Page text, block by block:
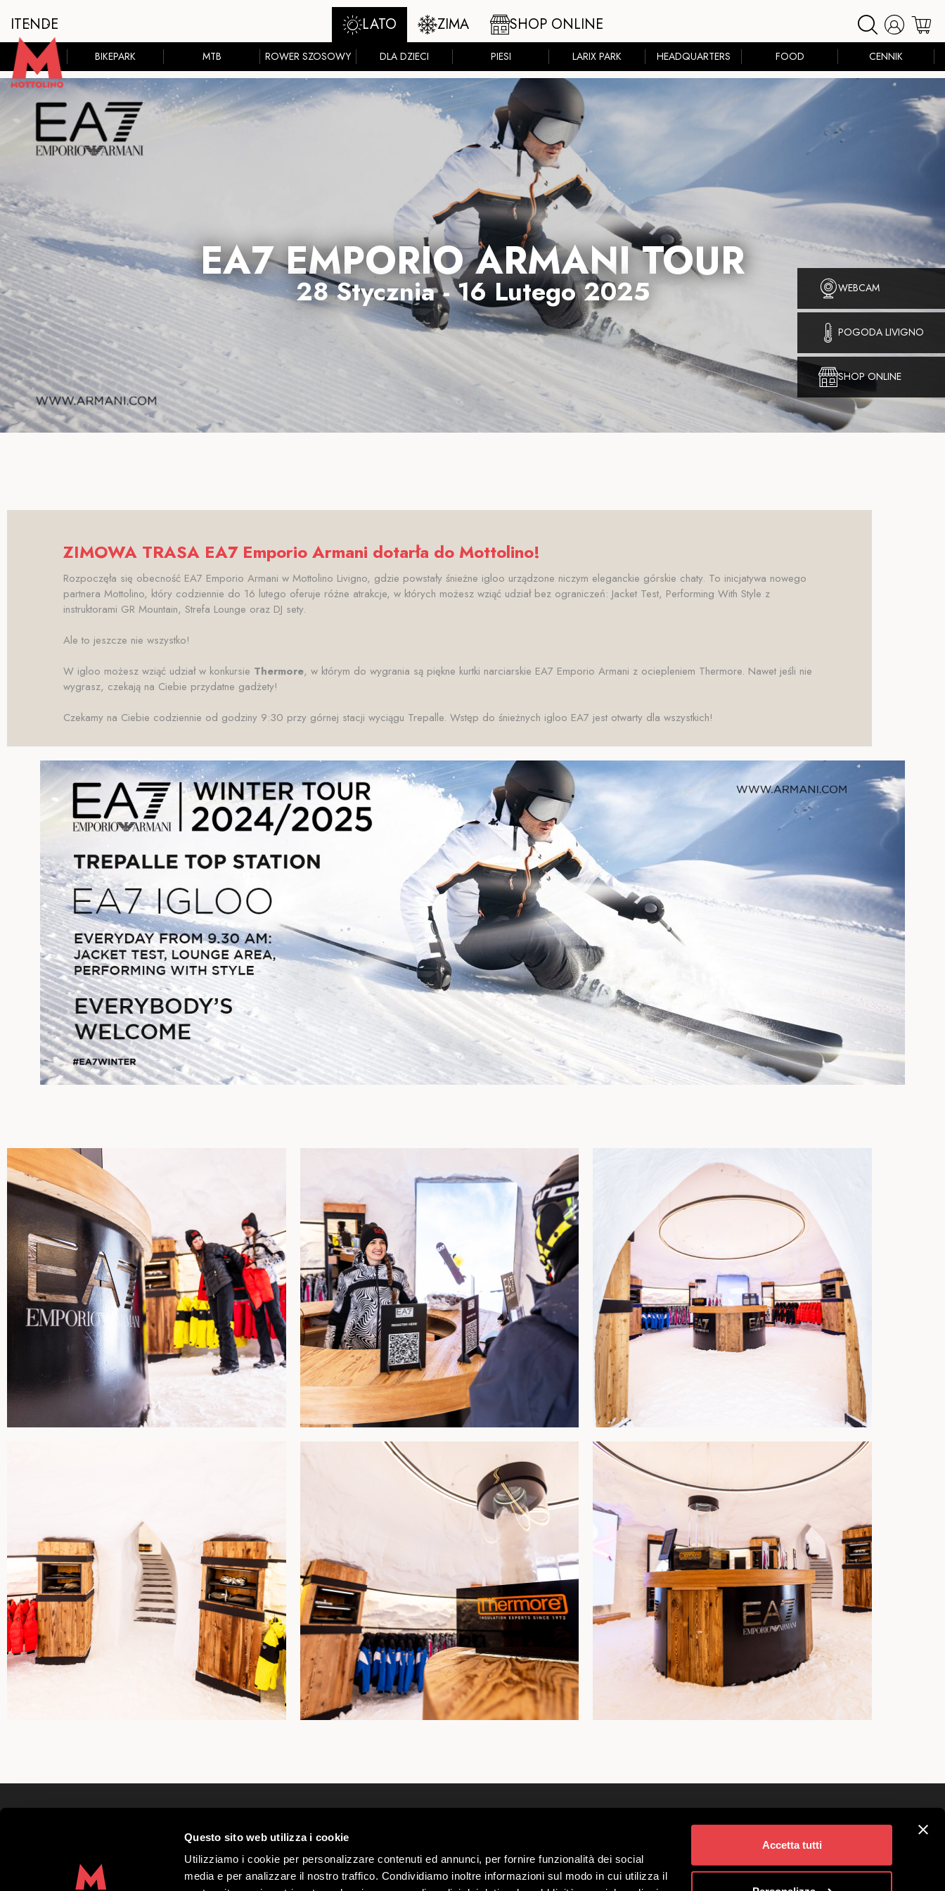
Questo sito web utilizza i cookie
Utilizziamo i cookie per personalizzare contenuti ed annunci, per fornire funzionalità dei social
media e per analizzare il nostro traffico. Condividiamo inoltre informazioni sul modo in cui utilizza il
Accetta tutti
LATO ZIMA SHOP ONLINE
ITENDE
BIKEPARK MTB ROWER SZOSOWY DLA DZIECI PIESI LARIX PARK HEADQUARTERS FOOD CENNIK
EA7 EMPORIO ARMANI TOUR
28 Stycznia - 16 Lutego 2025 WEBCAM
POGODA LIVIGNO
SHOP ONLINE
ZIMOWA TRASA EA7 Emporio Armani dotarła do Mottolino!
Rozpoczęła się obecność EA7 Emporio Armani w Mottolino Livigno, gdzie powstały śnieżne igloo urządzone niczym eleganckie górskie chaty. To inicjatywa nowego
partnera Mottolino, który codziennie do 16 lutego oferuje różne atrakcje, w których możesz wziąć udział bez ograniczeń: Jacket Test, Performing With Style z
instruktorami GR Mountain, Strefa Lounge oraz DJ sety.
Ale to jeszcze nie wszystko!
W igloo możesz wziąć udział w konkursie Thermore, w którym do wygrania są piękne kurtki narciarskie EA7 Emporio Armani z ociepleniem Thermore. Nawet jeśli nie
wygrasz, czekają na Ciebie przydatne gadżety!
Czekamy na Ciebie codziennie od godziny 9:30 przy górnej stacji wyciągu Trepalle. Wstęp do śnieżnych igloo EA7 jest otwarty dla wszystkich!
Via Bondi 473, 23041 Livigno (SO) – C.F. 00585220148
Kapitał zakładowy € 8.772.000,00 – REA di Sondrio n.
Copyright 2019 Mottolino S.p.A.- Website: Webtek
Pracuj znami
Regulamin Mottolino Vibes
Privacy & Cookie Policy
Parkingi
Oferty dla Grup
Mottolino Spółka Benefitowa